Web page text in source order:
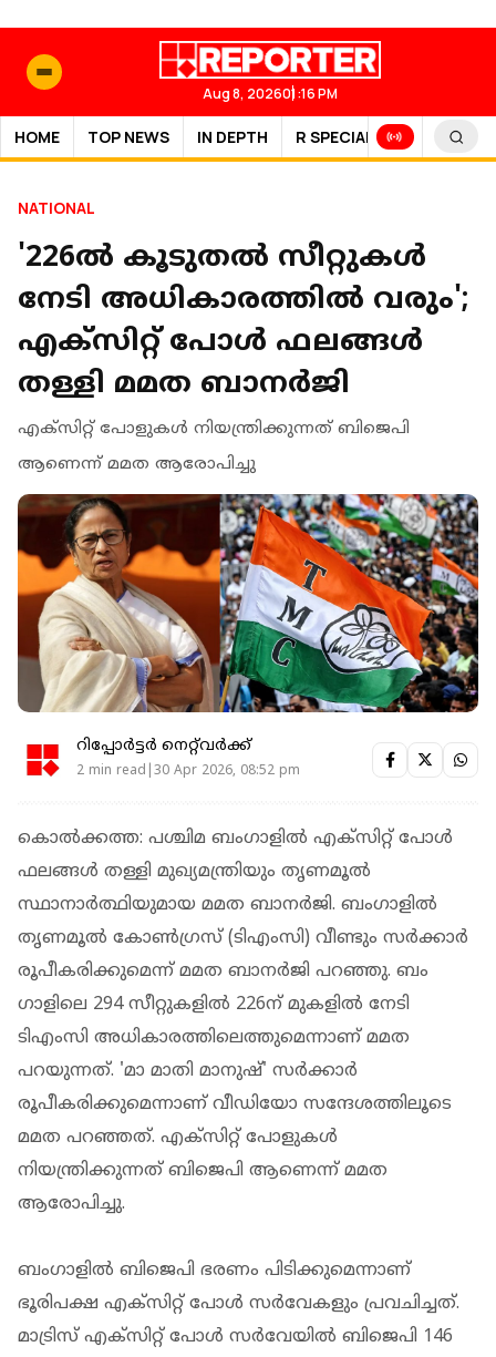
Aug 8, 202601:16 PM
HOME TOP NEWS IN DEPTH R SPECIAL SPORTS
NATIONAL
'226ൽ കൂടുതൽ സീറ്റുകൾ
നേടി അധികാരത്തിൽ വരും';
എക്‌സിറ്റ്‌ പോള്‍ ഫലങ്ങള്‍
തള്ളി മമത ബാനർജി
എക്‌സിറ്റ് പോളുകള്‍ നിയന്ത്രിക്കുന്നത് ബിജെപി
ആണെന്ന് മമത ആരോപിച്ചു
റിപ്പോർട്ടർ നെറ്റ്‌വര്‍ക്ക്‌
2 min read|30 Apr 2026, 08:52 pm
കൊൽക്കത്ത: പശ്ചിമ ബം​ഗാളിൽ എക്‌സിറ്റ്‌ പോൾ
ഫലങ്ങള്‍ തള്ളി മുഖ്യമന്ത്രിയും തൃണമൂൽ
സ്ഥാനാർത്ഥിയുമായ മമത ബാനർജി. ബം​ഗാളിൽ
തൃണമൂൽ കോൺ​ഗ്രസ് (ടിഎംസി) വീണ്ടും സർക്കാർ
രൂപീകരിക്കുമെന്ന് മമത ബാനർജി പറഞ്ഞു. ബം​
ഗാളിലെ 294 സീറ്റുകളിൽ 226ന് മുകളിൽ നേടി
ടിഎംസി അധികാരത്തിലെത്തുമെന്നാണ് മമത
പറയുന്നത്. 'മാ മാതി മാനുഷ്' സര്‍ക്കാര്‍
രൂപീകരിക്കുമെന്നാണ് വീഡിയോ സന്ദേശത്തിലൂടെ
മമത പറഞ്ഞത്. എക്‌സിറ്റ് പോളുകള്‍
നിയന്ത്രിക്കുന്നത് ബിജെപി ആണെന്ന് മമത
ആരോപിച്ചു.
ബംഗാളിൽ ബിജെപി ഭരണം പിടിക്കുമെന്നാണ്
ഭൂരിപക്ഷ എക്സിറ്റ് പോൾ സർവേകളും പ്രവചിച്ചത്.
മാട്രിസ് എക്സിറ്റ് പോൾ സർവേയിൽ ബിജെപി 146